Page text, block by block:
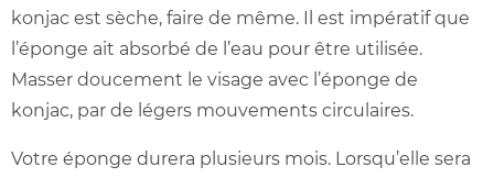
konjac est sèche, faire de même. Il est impératif que
l’éponge ait absorbé de l’eau pour être utilisée.
Masser doucement le visage avec l’éponge de
konjac, par de légers mouvements circulaires.
Votre éponge durera plusieurs mois. Lorsqu’elle sera